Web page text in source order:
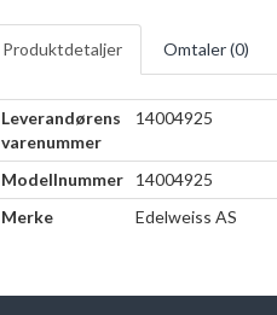
Produktdetaljer Omtaler (0)
Leverandørens
varenummer
14004925
Modellnummer
14004925
Merke
Edelweiss AS